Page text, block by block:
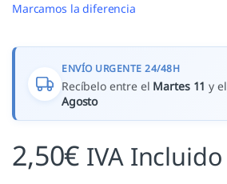
Marcamos la diferencia
ENVÍO URGENTE 24/48H
Recíbelo entre el Martes 11 y el
Agosto
2,50€ IVA Incluido